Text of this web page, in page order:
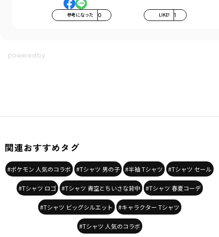
参考になった 0 LIKE! 1
関連おすすめタグ
#ポケモン 人気のコラボ #Tシャツ 男の子 #半袖 Tシャツ #Tシャツ セール
#Tシャツ ロゴ #Tシャツ 青空とちいさな背中 #Tシャツ 春夏コーデ
#Tシャツ ビッグシルエット #キャラクター Tシャツ
#Tシャツ 人気のコラボ